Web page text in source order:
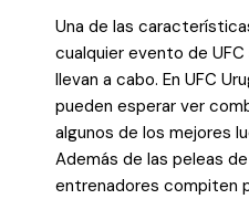
Una de las
cualquier evento de
llevan a cabo. En UFC
pueden esperar ver
algunos de los mejores
Además de las peleas
entrenadores compiten